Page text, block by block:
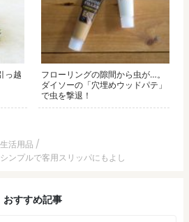
っ越
フローリングの隙間から虫が…。
ダイソーの「穴埋めウッドパテ」
で虫を撃退！
活用品
ンプルで客用スリッパにもよし
おすすめ記事